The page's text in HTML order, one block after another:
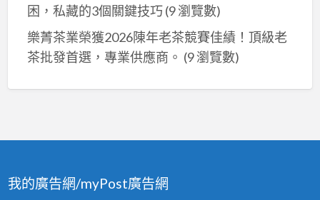
困，私藏的3個關鍵技巧(9 瀏覽數)
樂菁茶業榮獲2026陳年老茶競賽佳績！頂級老
茶批發首選，專業供應商。 (9 瀏覽數)
我的廣告網/myPost廣告網